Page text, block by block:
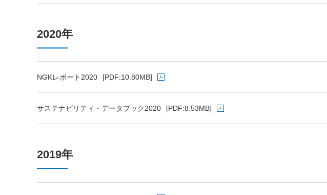
2020年
NGKレポート2020 [PDF:10.80MB]
サステナビリティ・データブック2020 [PDF:8.53MB]
2019年